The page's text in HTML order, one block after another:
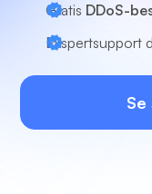
Gratis DDoS-
Ekspertsupport
Se